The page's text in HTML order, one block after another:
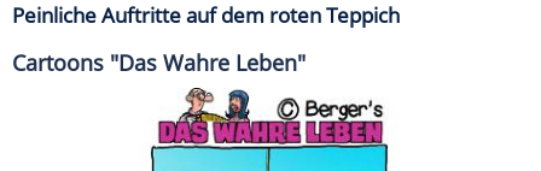
Peinliche Auftritte auf dem roten Teppich
Cartoons "Das Wahre Leben"